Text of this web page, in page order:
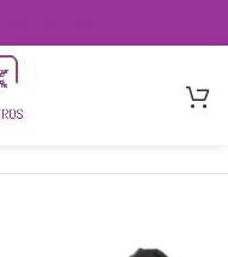
Danfoss